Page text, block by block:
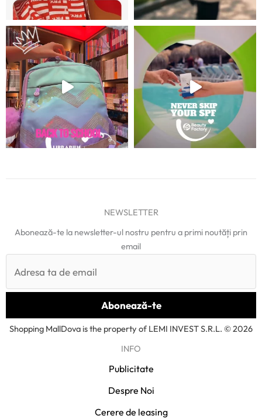
NEWSLETTER
Abonează-te la newsletter-ul nostru pentru a primi noutăți prin
email
Shopping MallDova is the property of LEMI INVEST S.R.L. © 2026
INFO
Publicitate
Despre Noi
Cerere de leasing